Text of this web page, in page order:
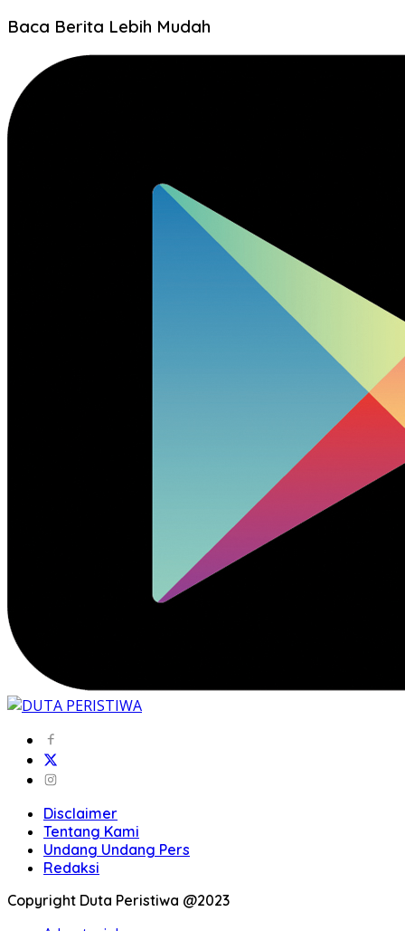
Baca Berita Lebih Mudah
Disclaimer
Tentang Kami
Undang Undang Pers
Redaksi
Copyright Duta Peristiwa @2023